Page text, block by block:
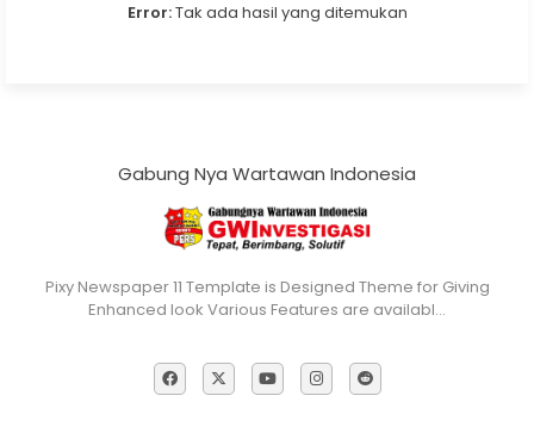
Error:Tak ada hasil yang ditemukan
Gabung Nya Wartawan Indonesia
Pixy Newspaper 11 Template is Designed Theme for Giving
Enhanced look Various Features are availabl…